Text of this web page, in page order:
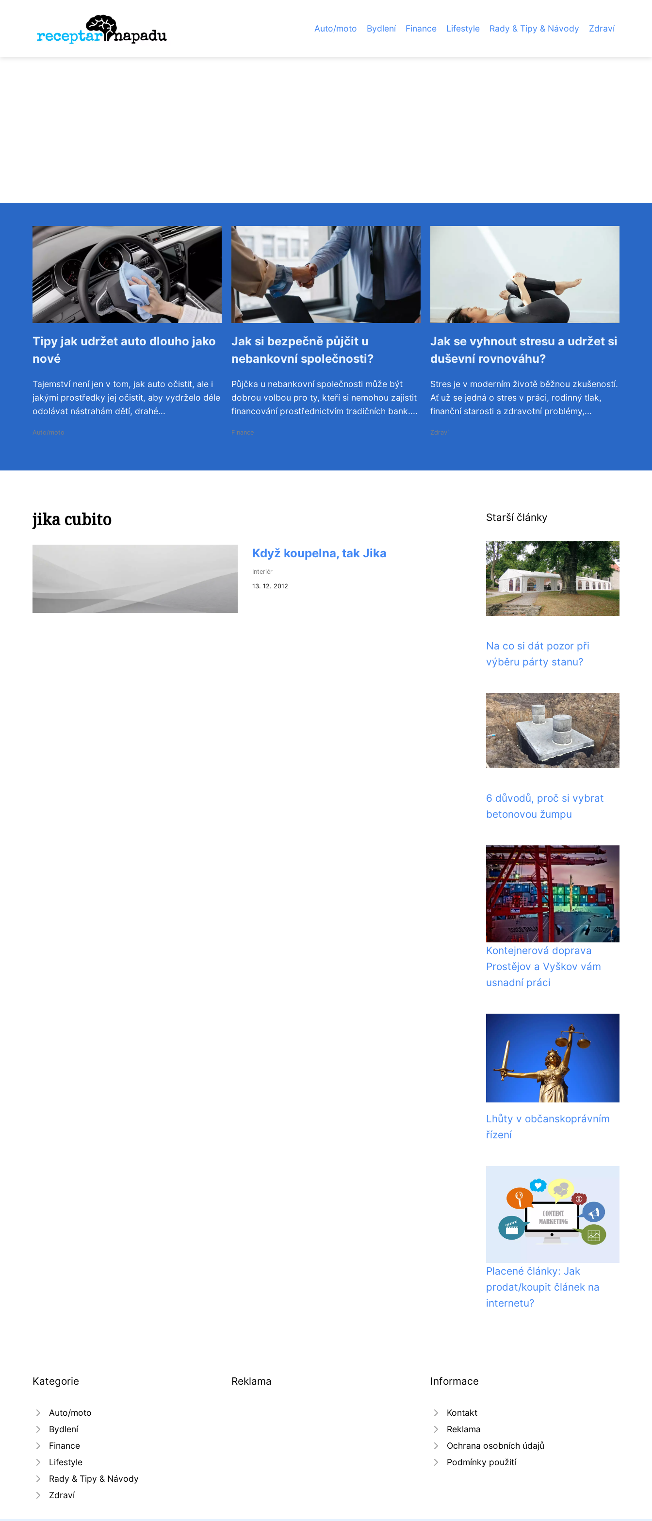
Auto/moto Bydlení Finance Lifestyle Rady & Tipy & Návody Zdraví
Tipy jak udržet auto dlouho jako
nové
Tajemství není jen v tom, jak auto očistit, ale i
jakými prostředky jej očistit, aby vydrželo déle
odolávat nástrahám dětí, drahé...
Auto/moto
Jak si bezpečně půjčit u
nebankovní společnosti?
Půjčka u nebankovní společnosti může být
dobrou volbou pro ty, kteří si nemohou zajistit
financování prostřednictvím tradičních bank....
Finance
Jak se vyhnout stresu a udržet si
duševní rovnováhu?
Stres je v moderním životě běžnou zkušeností.
Ať už se jedná o stres v práci, rodinný tlak,
finanční starosti a zdravotní problémy,...
Zdraví
jika cubito
Když koupelna, tak Jika
Interiér
13. 12. 2012
Starší články
Na co si dát pozor při
výběru párty stanu?
6 důvodů, proč si vybrat
betonovou žumpu
Kontejnerová doprava
Prostějov a Vyškov vám
usnadní práci
Lhůty v občanskoprávním
řízení
Placené články: Jak
prodat/koupit článek na
internetu?
Kategorie
Auto/moto
Bydlení
Finance
Lifestyle
Rady & Tipy & Návody
Zdraví
Reklama Informace
Kontakt
Reklama
Ochrana osobních údajů
Podmínky použití